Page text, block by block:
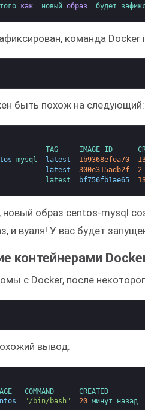
того как новый образ будет
команда
быть похож на следующий:
TAG IMAGE ID
-mysql latest 1b9368efea70
latest 300e315adb2f
2
latest bf756fb1ae65
новый образ centos-mysql
и вуаля! У вас будет
контейнерами
с Docker, после
вывод:
COMMAND
"/bin/bash" 20 минут